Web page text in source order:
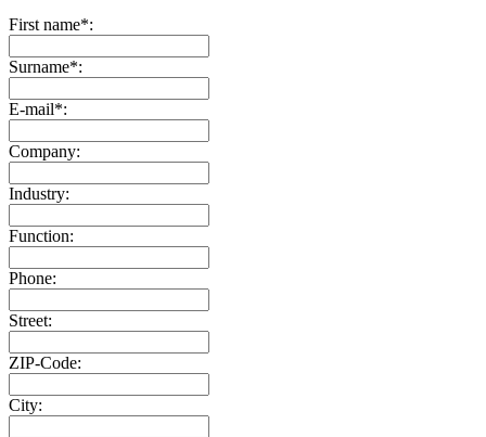
First name*:
Surname*:
E-mail*:
Company:
Industry:
Function:
Phone:
Street:
ZIP-Code:
City: